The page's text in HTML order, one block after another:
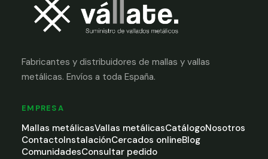
Fabricantes y distribuidores de mallas y vallas
metálicas. Envíos a toda España.
EMPRESA
Mallas metálicasVallas metálicasCatálogoNosotros
ContactoInstalaciónCercados onlineBlog
ComunidadesConsultar pedido